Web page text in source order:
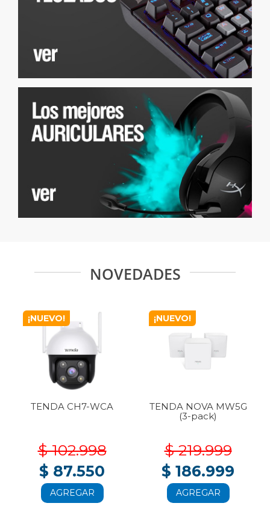
NOVEDADES
¡NUEVO!
TENDA CH7-WCA
$ 102.998
$ 87.550
AGREGAR
¡NUEVO!
TENDA NOVA MW5G
(3-pack)
$ 219.999
$ 186.999
AGREGAR